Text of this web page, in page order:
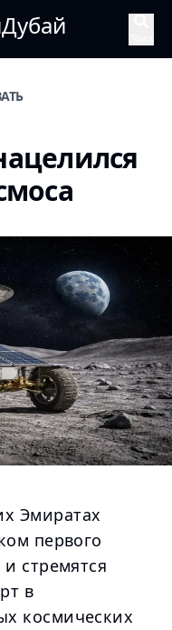
Эмиратах
первого
стремятся
в
космических